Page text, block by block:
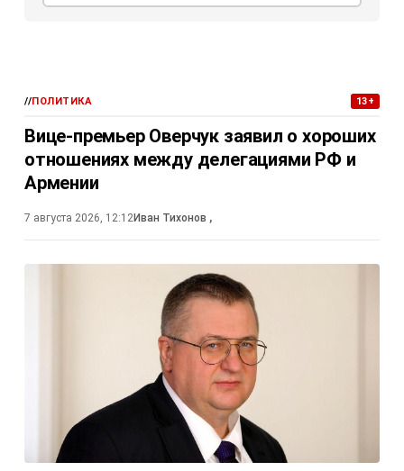
//ПОЛИТИКА 13+
Вице-премьер Оверчук заявил о хороших
отношениях между делегациями РФ и
Армении
7 августа 2026, 12:12Иван Тихонов ,